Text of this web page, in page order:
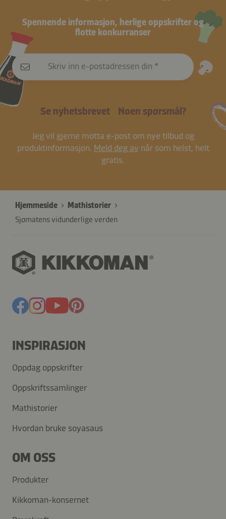
Spennende informasjon, herlige oppskrifter og
flotte konkurranser
Skriv inn e-postadressen din
Se nyhetsbrevet Noen spørsmål?
Jeg vil gjerne motta e-post om nye tilbud og
produktinformasjon. Meld deg av når som helst, helt
gratis.
Hjemmeside
Mathistorier
Sjømatens vidunderlige verden
INSPIRASJON
Oppdag oppskrifter
Oppskriftssamlinger
Mathistorier
Hvordan bruke soyasaus
OM OSS
Produkter
Kikkoman-konsernet